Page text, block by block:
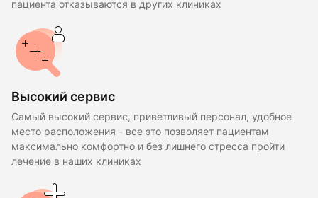
пациента отказываются в других клиниках
Высокий сервис
Самый высокий сервис, приветливый персонал, удобное
место расположения - все это позволяет пациентам
максимально комфортно и без лишнего стресса пройти
лечение в наших клиниках